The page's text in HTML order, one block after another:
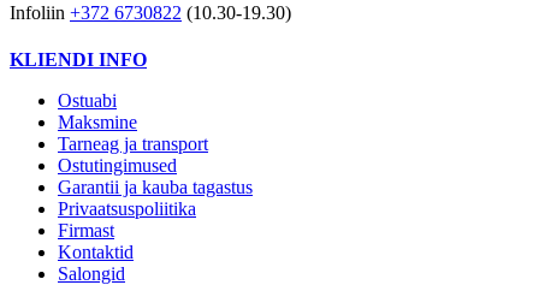
Infoliin +372 6730822 (10.30-19.30)
KLIENDI INFO
Ostuabi
Maksmine
Tarneag ja transport
Ostutingimused
Garantii ja kauba tagastus
Privaatsuspoliitika
Firmast
Kontaktid
Salongid